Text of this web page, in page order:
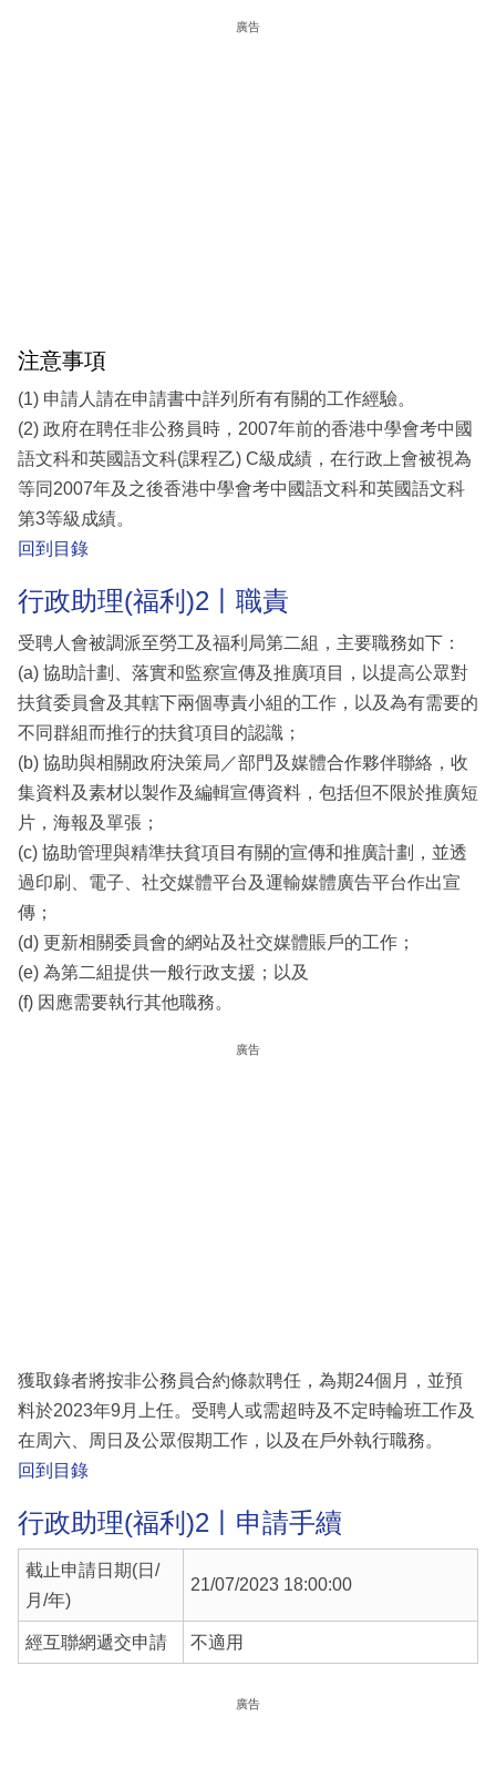
廣告
注意事項
(1) 申請人請在申請書中詳列所有有關的工作經驗。
(2) 政府在聘任非公務員時，2007年前的香港中學會考中國
語文科和英國語文科(課程乙) C級成績，在行政上會被視為
等同2007年及之後香港中學會考中國語文科和英國語文科
第3等級成績。
回到目錄
行政助理(福利)2丨職責
受聘人會被調派至勞工及福利局第二組，主要職務如下：
(a) 協助計劃、落實和監察宣傳及推廣項目，以提高公眾對
扶貧委員會及其轄下兩個專責小組的工作，以及為有需要的
不同群組而推行的扶貧項目的認識；
(b) 協助與相關政府決策局／部門及媒體合作夥伴聯絡，收
集資料及素材以製作及編輯宣傳資料，包括但不限於推廣短
片，海報及單張；
(c) 協助管理與精準扶貧項目有關的宣傳和推廣計劃，並透
過印刷、電子、社交媒體平台及運輸媒體廣告平台作出宣
傳；
(d) 更新相關委員會的網站及社交媒體賬戶的工作；
(e) 為第二組提供一般行政支援；以及
(f) 因應需要執行其他職務。
廣告
獲取錄者將按非公務員合約條款聘任，為期24個月，並預
料於2023年9月上任。受聘人或需超時及不定時輪班工作及
在周六、周日及公眾假期工作，以及在戶外執行職務。
回到目錄
行政助理(福利)2丨申請手續
截止申請日期(日/
月/年)
21/07/2023 18:00:00
經互聯網遞交申請 不適用
廣告